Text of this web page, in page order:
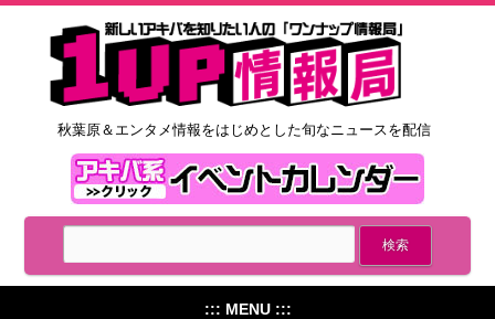
秋葉原＆エンタメ情報をはじめとした旬なニュースを配信
::: MENU :::